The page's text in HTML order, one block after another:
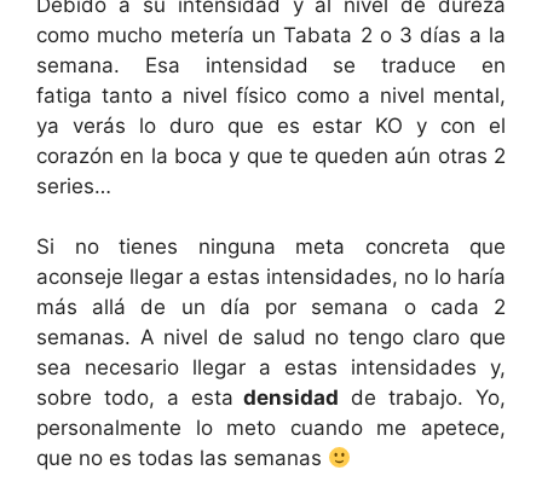
como mucho metería un Tabata 2 o 3 días a la
semana. Esa intensidad se traduce en
fatiga tanto a nivel físico como a nivel mental,
ya verás lo duro que es estar KO y con el
corazón en la boca y que te queden aún otras 2
series…
Si no tienes ninguna meta concreta que
aconseje llegar a estas intensidades, no lo haría
más allá de un día por semana o cada 2
semanas. A nivel de salud no tengo claro que
sea necesario llegar a estas intensidades y,
sobre todo, a esta densidad de trabajo. Yo,
personalmente lo meto cuando me apetece,
que no es todas las semanas